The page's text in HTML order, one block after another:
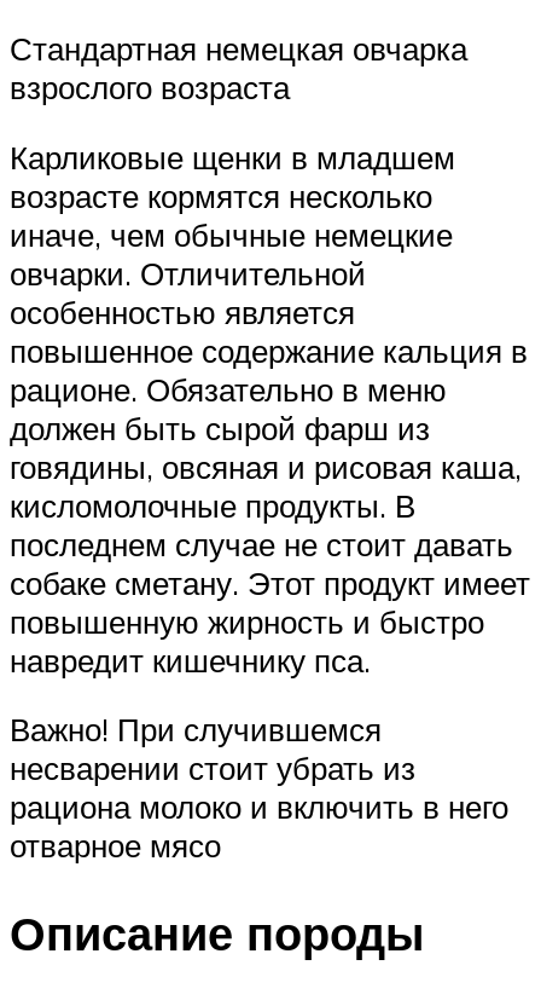
Стандартная немецкая овчарка
взрослого возраста
Карликовые щенки в младшем
возрасте кормятся несколько
иначе, чем обычные немецкие
овчарки. Отличительной
особенностью является
повышенное содержание кальция в
рационе. Обязательно в меню
должен быть сырой фарш из
говядины, овсяная и рисовая каша,
кисломолочные продукты. В
последнем случае не стоит давать
собаке сметану. Этот продукт имеет
повышенную жирность и быстро
навредит кишечнику пса.
Важно! При случившемся
несварении стоит убрать из
рациона молоко и включить в него
отварное мясо
Описание породы